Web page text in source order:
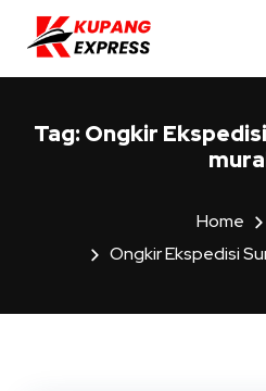
Tag: Ongkir
Home
Ongkir Ekspedisi